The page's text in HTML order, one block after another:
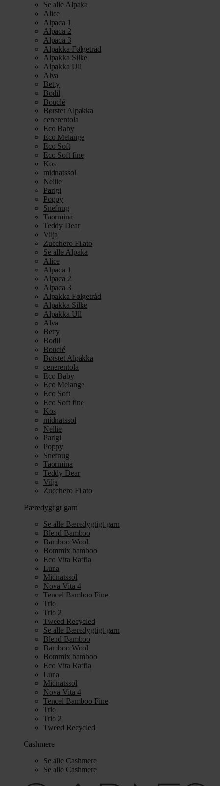
Se alle Alpaka
Alice
Alpaca 1
Alpaca 2
Alpaca 3
Alpakka Følgetråd
Alpakka Silke
Alpakka Ull
Alva
Betty
Bodil
Bouclé
Børstet Alpakka
cenerentola
Eco Baby
Eco Melange
Eco Soft
Eco Soft fine
Kos
midnatssol
Nellie
Parigi
Poppy
Snefnug
Taormina
Teddy Dear
Vilja
Zucchero Filato
Se alle Alpaka
Alice
Alpaca 1
Alpaca 2
Alpaca 3
Alpakka Følgetråd
Alpakka Silke
Alpakka Ull
Alva
Betty
Bodil
Bouclé
Børstet Alpakka
cenerentola
Eco Baby
Eco Melange
Eco Soft
Eco Soft fine
Kos
midnatssol
Nellie
Parigi
Poppy
Snefnug
Taormina
Teddy Dear
Vilja
Zucchero Filato
Bæredygtigt garn
Se alle Bæredygtigt garn
Blend Bamboo
Bamboo Wool
Bommix bamboo
Eco Vita Raffia
Luna
Midnatssol
Nova Vita 4
Tencel Bamboo Fine
Trio
Trio 2
Tweed Recycled
Se alle Bæredygtigt garn
Blend Bamboo
Bamboo Wool
Bommix bamboo
Eco Vita Raffia
Luna
Midnatssol
Nova Vita 4
Tencel Bamboo Fine
Trio
Trio 2
Tweed Recycled
Cashmere
Se alle Cashmere
Se alle Cashmere